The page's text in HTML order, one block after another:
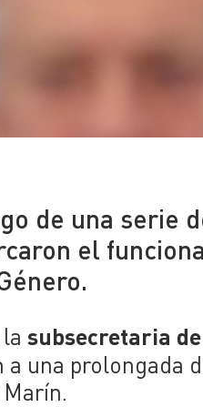
de una serie
el
lasubsecretaria
a una prolongada